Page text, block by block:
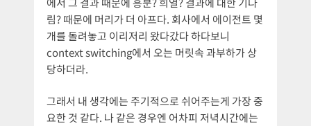
림? 때문에 머리가 더 아프다. 회사에서 에이전트 몇
개를 돌려놓고 이리저리 왔다갔다 하다보니
context switching에서 오는 머릿속 과부하가 상
당하더라.
그래서 내 생각에는 주기적으로 쉬어주는게 가장 중
요한 것 같다. 나 같은 경우엔 어차피 저녁시간에는